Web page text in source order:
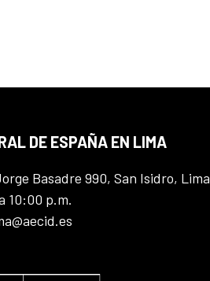
DE ESPAÑA EN LIMA
Basadre 990, San Isidro, Lima
10:00 p.m.